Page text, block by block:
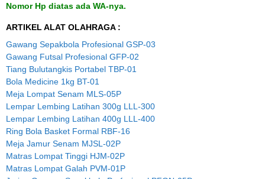
Nomor Hp diatas ada WA-nya.
ARTIKEL ALAT OLAHRAGA :
Gawang Sepakbola Profesional GSP-03
Gawang Futsal Profesional GFP-02
Tiang Bulutangkis Portabel TBP-01
Bola Medicine 1kg BT-01
Meja Lompat Senam MLS-05P
Lempar Lembing Latihan 300g LLL-300
Lempar Lembing Latihan 400g LLL-400
Ring Bola Basket Formal RBF-16
Meja Jamur Senam MJSL-02P
Matras Lompat Tinggi HJM-02P
Matras Lompat Galah PVM-01P